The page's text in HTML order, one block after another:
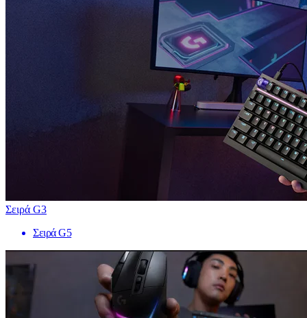
Σειρά G3
Σειρά G5